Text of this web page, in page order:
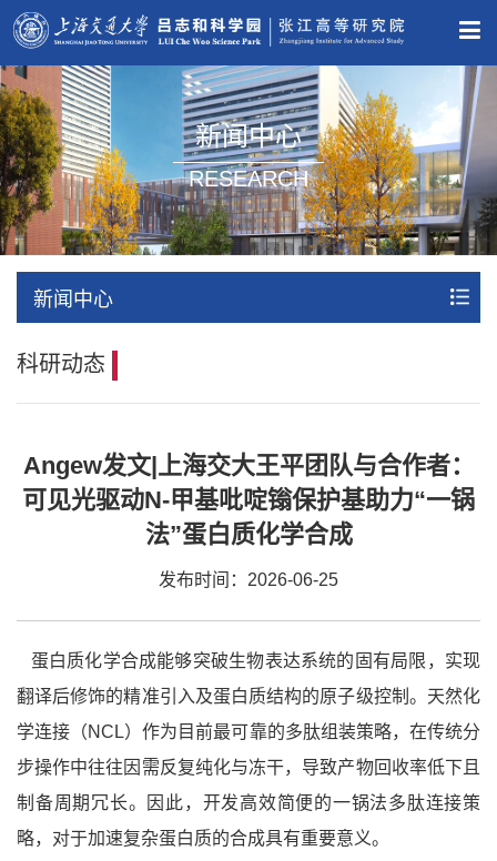
新闻中心
RESEARCH
新闻中心
科研动态
Angew发文|上海交大王平团队与合作者：
可见光驱动N-甲基吡啶𬭩保护基助力“一锅
法”蛋白质化学合成
发布时间：2026-06-25
蛋白质化学合成能够突破生物表达系统的固有局限，实现
翻译后修饰的精准引入及蛋白质结构的原子级控制。天然化
学连接（NCL）作为目前最可靠的多肽组装策略，在传统分
步操作中往往因需反复纯化与冻干，导致产物回收率低下且
制备周期冗长。因此，开发高效简便的一锅法多肽连接策
略，对于加速复杂蛋白质的合成具有重要意义。